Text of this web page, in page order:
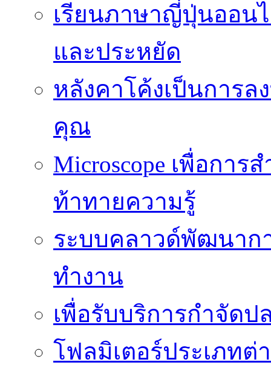
เรียนภาษาญี่ปุ่นออน
และประหยัด
หลังคาโค้งเป็นการ
คุณ
Microscope เพื่อกา
ท้าทายความรู้
ระบบคลาวด์พัฒนาก
ทำงาน
เพื่อรับบริการกำจัด
โฟลมิเตอร์ประเภทต่